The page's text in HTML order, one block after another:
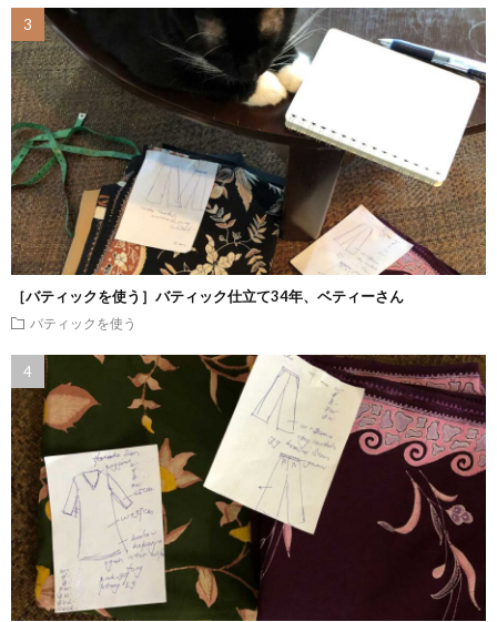
［バティックを使う］バティック仕立て34年、ベティーさん
バティックを使う